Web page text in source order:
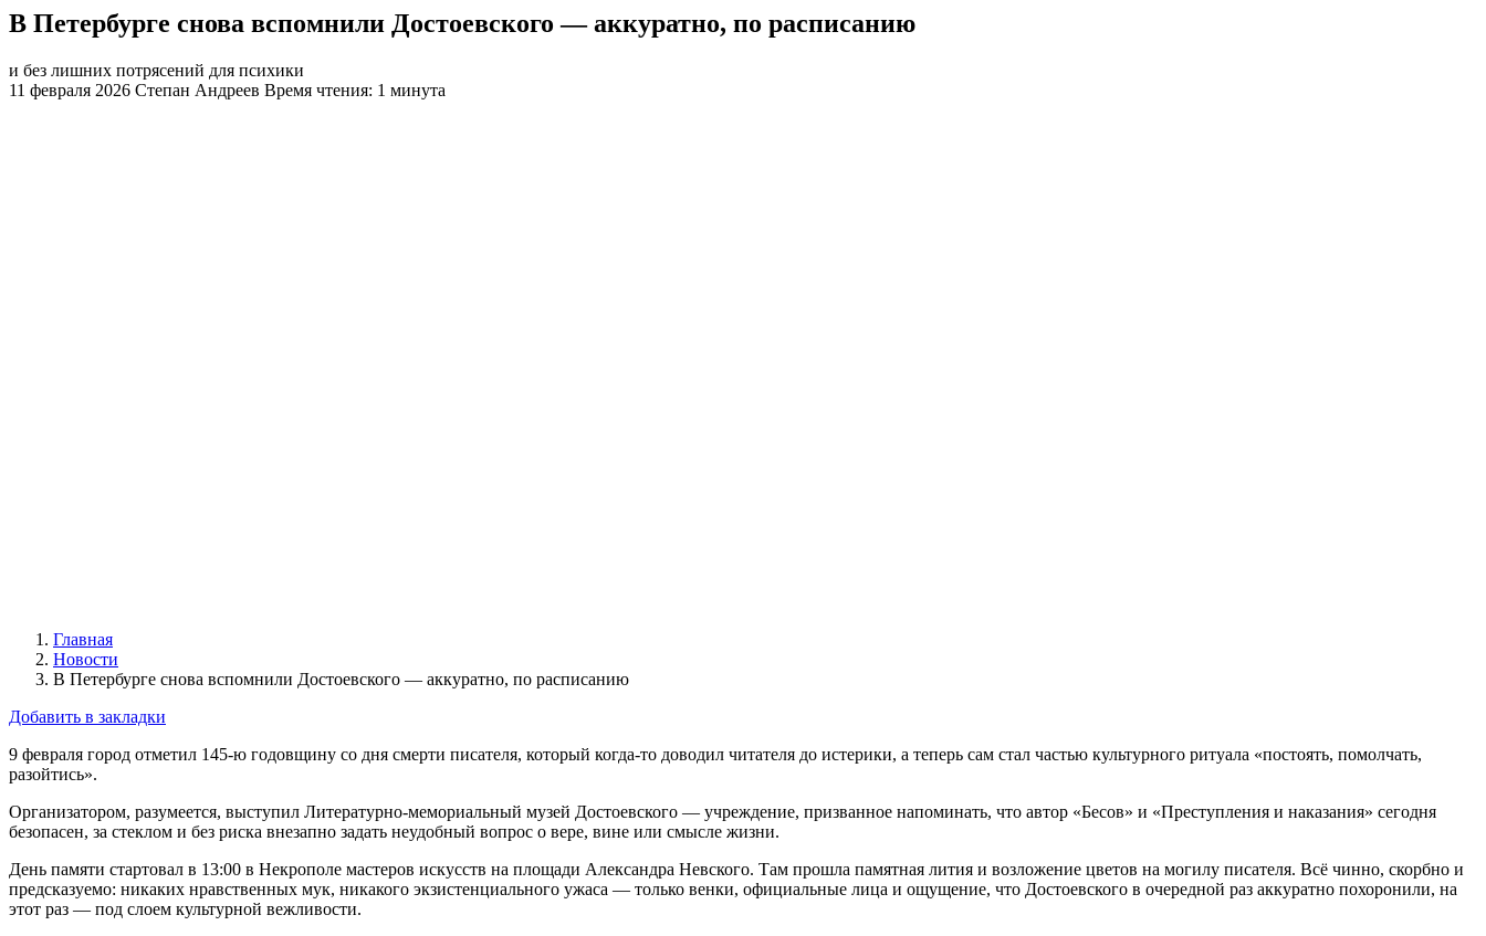
В Петербурге снова вспомнили Достоевского — аккуратно, по расписанию
и без лишних потрясений для психики
11 февраля 2026 Степан Андреев Время чтения: 1 минута
Главная
Новости
В Петербурге снова вспомнили Достоевского — аккуратно, по расписанию
Добавить в закладки
9 февраля город отметил 145-ю годовщину со дня смерти писателя, который когда-то доводил читателя до истерики, а теперь сам стал частью культурного ритуала «постоять, помолчать,
разойтись».
Организатором, разумеется, выступил Литературно-мемориальный музей Достоевского — учреждение, призванное напоминать, что автор «Бесов» и «Преступления и наказания» сегодня
безопасен, за стеклом и без риска внезапно задать неудобный вопрос о вере, вине или смысле жизни.
День памяти стартовал в 13:00 в Некрополе мастеров искусств на площади Александра Невского. Там прошла памятная лития и возложение цветов на могилу писателя. Всё чинно, скорбно и
предсказуемо: никаких нравственных мук, никакого экзистенциального ужаса — только венки, официальные лица и ощущение, что Достоевского в очередной раз аккуратно похоронили, на
этот раз — под слоем культурной вежливости.